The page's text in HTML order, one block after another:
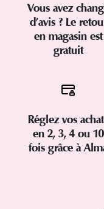
Vous avez
d’avis ? Le
en magasin est
gratuit
Réglez vos
en 2, 3, 4 ou 10
fois grâce à